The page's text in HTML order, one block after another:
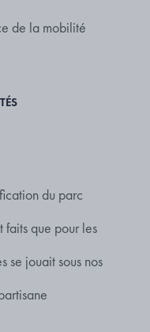
de la mobilité
du parc
faits que pour les
se jouait sous nos